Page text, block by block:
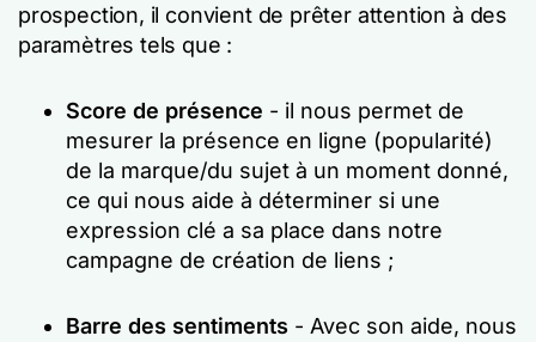
prospection, il convient de prêter attention à des
paramètres tels que :
Score de présence - il nous permet de
mesurer la présence en ligne (popularité)
de la marque/du sujet à un moment donné,
ce qui nous aide à déterminer si une
expression clé a sa place dans notre
campagne de création de liens ;
Barre des sentiments - Avec son aide, nous